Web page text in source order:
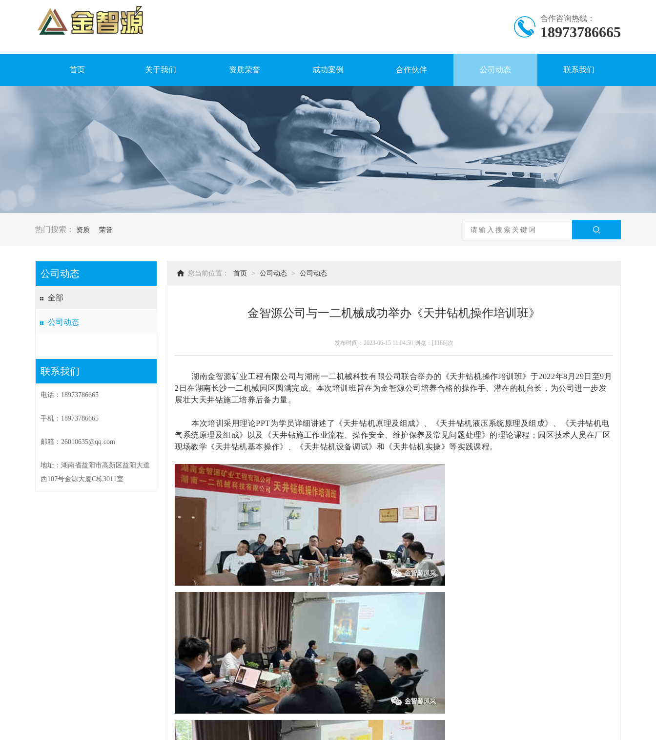
合作咨询热线：
18973786665
首页 关于我们 资质荣誉 成功案例 合作伙伴 公司动态 联系我们
热门搜索： 资质 荣誉
公司动态
全部
公司动态
联系我们
电话：18973786665
手机：18973786665
邮箱：26010635@qq.com
地址：湖南省益阳市高新区益阳大道
西107号金源大厦C栋3011室
您当前位置： 首页 > 公司动态 > 公司动态
金智源公司与一二机械成功举办《天井钻机操作培训班》
发布时间：2023-06-15 11:04:50 浏览：[1166]次
湖南金智源矿业工程有限公司与湖南一二机械科技有限公司联合举办的《天井钻机操作培训班》于2022年8 月 29日至9 月
2 日在湖南长沙一二机械园区圆满完成。本次培训班旨在为金智源公司培养合格的操作手、潜在的机台长，为公司进一步发
展壮大天井钻施工培养后备力量。
本次培训采用理论PPT为学员详细讲述了《天井钻机原理及组成》、《天井钻机液压系统原理及组成》、《天井钻机电
气系统原理及组成》以及《天井钻施工作业流程、操作安全、维护保养及常见问题处理》的理论课程；园区技术人员在厂区
现场教学《天井钻机基本操作》、《天井钻机设备调试》和《天井钻机实操》等实践课程。